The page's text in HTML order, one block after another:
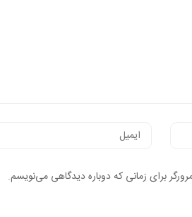
برای زمانی که دوباره دیدگاهی می‌نویسم.